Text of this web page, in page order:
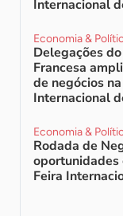
Internacional
Economia &
Delegações
Francesa
de negócios na
Internacional
Economia &
Rodada de
oportunidades
Feira